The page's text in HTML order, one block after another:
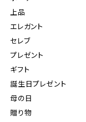
上品
エレガント
セレブ
プレゼント
ギフト
誕生日プレゼント
母の日
贈り物